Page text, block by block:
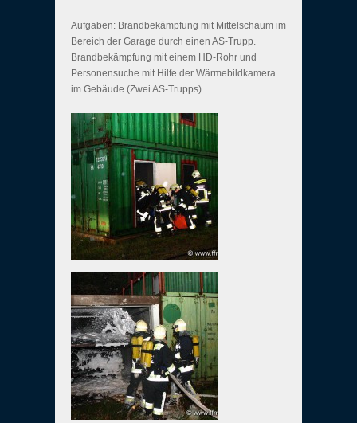
Aufgaben: Brandbekämpfung mit Mittelschaum im
Bereich der Garage durch einen AS-Trupp.
Brandbekämpfung mit einem HD-Rohr und
Personensuche mit Hilfe der Wärmebildkamera
im Gebäude (Zwei AS-Trupps).